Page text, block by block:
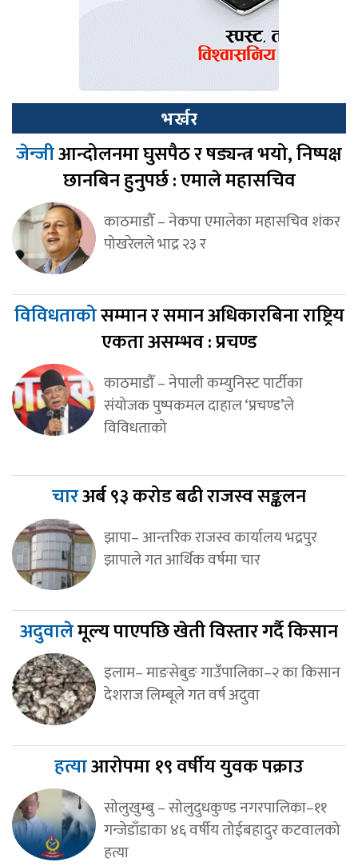
भर्खर
जेन्जीआन्दोलनमा घुसपैठ र षड्यन्त्र भयो, निष्पक्ष
छानबिन हुनुपर्छ : एमाले महासचिव
काठमाडौँ – नेकपा एमालेका महासचिव शंकर
पोखरेलले भाद्र २३ र
विविधताकोसम्मान र समान अधिकारबिना राष्ट्रिय
एकता असम्भव : प्रचण्ड
काठमाडौँ – नेपाली कम्युनिस्ट पार्टीका
संयोजक पुष्पकमल दाहाल ‘प्रचण्ड’ले
विविधताको
चारअर्ब ९३ करोड बढी राजस्व सङ्कलन
झापा– आन्तरिक राजस्व कार्यालय भद्रपुर
झापाले गत आर्थिक वर्षमा चार
अदुवालेमूल्य पाएपछि खेती विस्तार गर्दै किसान
इलाम– माङसेबुङ गाउँपालिका–२ का किसान
देशराज लिम्बूले गत वर्ष अदुवा
हत्याआरोपमा १९ वर्षीय युवक पक्राउ
सोलुखुम्बु – सोलुदुधकुण्ड नगरपालिका–११
गन्जेडाँडाका ४६ वर्षीय तोईबहादुर कटवालको
हत्या